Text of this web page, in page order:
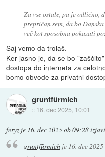
Za vse ostale, pa je odlično,
prepričan sem, da bo Danska
več kot sposobna pokazati
Saj vemo da trolaš.
Ker jasno je, da se bo
dostopa do interneta za
bomo obvode za privatni
gruntfürmich
:: 16. dec 2025, 10:01
feryz je 16. dec 2025 ob 09:28
gruntfürmichje 16. dec